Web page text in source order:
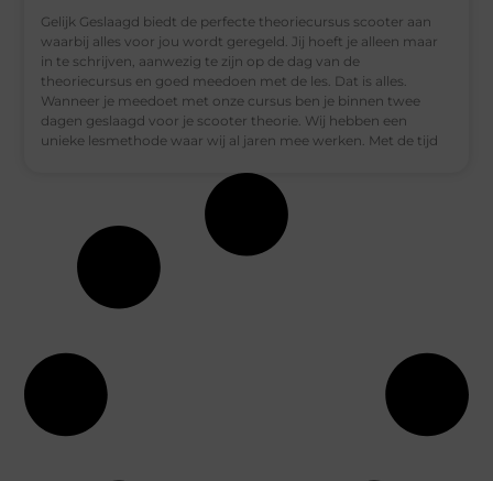
Gelijk Geslaagd biedt de perfecte theoriecursus scooter aan
waarbij alles voor jou wordt geregeld. Jij hoeft je alleen maar
in te schrijven, aanwezig te zijn op de dag van de
theoriecursus en goed meedoen met de les. Dat is alles.
Wanneer je meedoet met onze cursus ben je binnen twee
dagen geslaagd voor je scooter theorie. Wij hebben een
unieke lesmethode waar wij al jaren mee werken. Met de tijd